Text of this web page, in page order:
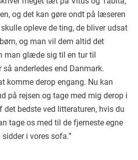
og det kan gøre ondt på læseren
opleve de ting, de bliver udsat
og man vil dem altid det
man glæde sig til en tur til
så anderledes end Danmark.
komme derop engang. Nu kan
på rejsen og tage med mig derop i
det bedste ved litteraturen, hvis du
tage os med til de fjerneste egne
i vores sofa.”